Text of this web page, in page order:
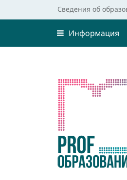
Сведения об
Информация